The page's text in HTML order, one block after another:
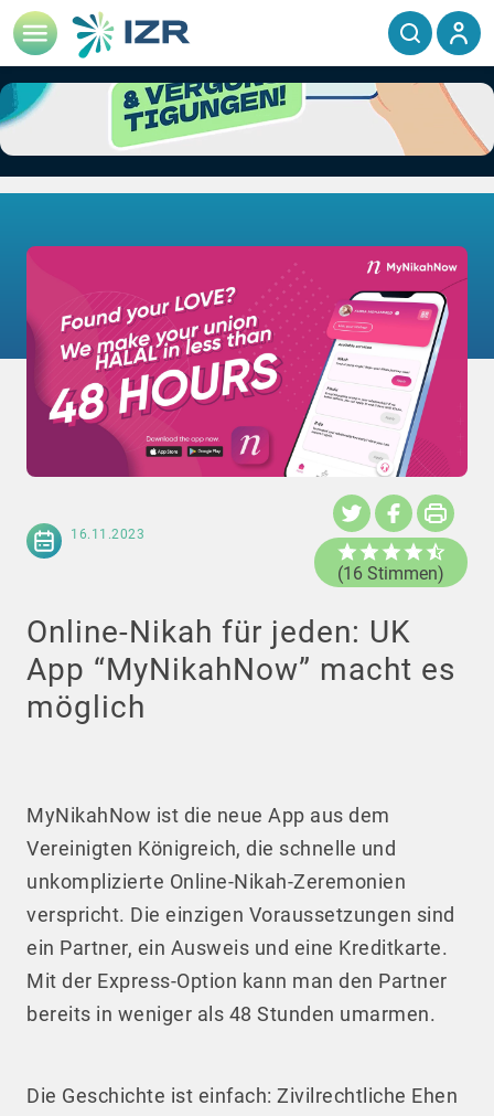
16.11.2023
(16 Stimmen)
Online-Nikah für jeden: UK
App “MyNikahNow” macht es
möglich
MyNikahNow ist die neue App aus dem
Vereinigten Königreich, die schnelle und
unkomplizierte Online-Nikah-Zeremonien
verspricht. Die einzigen Voraussetzungen sind
ein Partner, ein Ausweis und eine Kreditkarte.
Mit der Express-Option kann man den Partner
bereits in weniger als 48 Stunden umarmen.
Die Geschichte ist einfach: Zivilrechtliche Ehen